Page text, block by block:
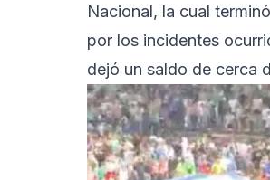
Nacional, la cual
por los incidentes
dejó un saldo de cerca